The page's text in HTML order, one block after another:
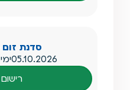
סדנת זום
05.10.2026